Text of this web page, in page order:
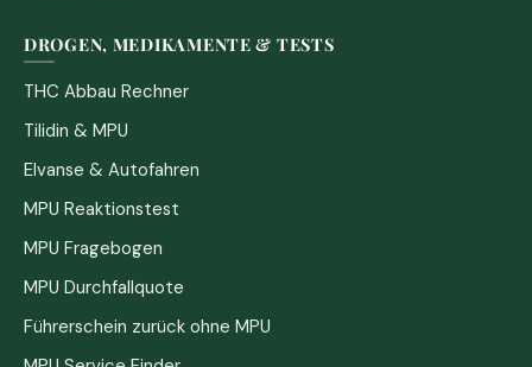
DROGEN, MEDIKAMENTE & TESTS
THC Abbau Rechner
Tilidin & MPU
Elvanse & Autofahren
MPU Reaktionstest
MPU Fragebogen
MPU Durchfallquote
Führerschein zurück ohne MPU